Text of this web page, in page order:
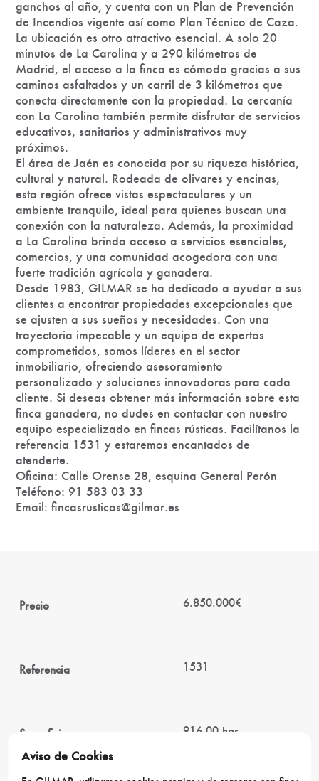
ganchos al año, y cuenta con un Plan de Prevención
de Incendios vigente así como Plan Técnico de Caza.
La ubicación es otro atractivo esencial. A solo 20
minutos de La Carolina y a 290 kilómetros de
Madrid, el acceso a la finca es cómodo gracias a sus
caminos asfaltados y un carril de 3 kilómetros que
conecta directamente con la propiedad. La cercanía
con La Carolina también permite disfrutar de servicios
educativos, sanitarios y administrativos muy
próximos.
El área de Jaén es conocida por su riqueza histórica,
cultural y natural. Rodeada de olivares y encinas,
esta región ofrece vistas espectaculares y un
ambiente tranquilo, ideal para quienes buscan una
conexión con la naturaleza. Además, la proximidad
a La Carolina brinda acceso a servicios esenciales,
comercios, y una comunidad acogedora con una
fuerte tradición agrícola y ganadera.
Desde 1983, GILMAR se ha dedicado a ayudar a sus
clientes a encontrar propiedades excepcionales que
se ajusten a sus sueños y necesidades. Con una
trayectoria impecable y un equipo de expertos
comprometidos, somos líderes en el sector
inmobiliario, ofreciendo asesoramiento
personalizado y soluciones innovadoras para cada
cliente. Si deseas obtener más información sobre esta
finca ganadera, no dudes en contactar con nuestro
equipo especializado en fincas rústicas. Facilítanos la
referencia 1531 y estaremos encantados de
atenderte.
Oficina: Calle Orense 28, esquina General Perón
Teléfono: 91 583 03 33
Email: fincasrusticas@gilmar.es
Precio 6.850.000€
Referencia 1531
Superficie 916,00 has
Aviso de Cookies